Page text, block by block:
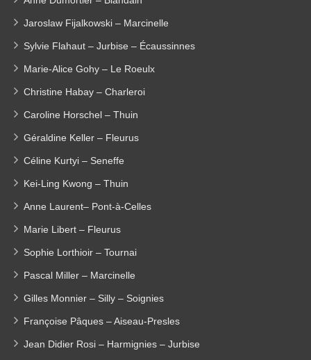
Jaroslaw Fijalkowski – Marcinelle
Sylvie Flahaut – Jurbise – Écaussinnes
Marie-Alice Gohy – Le Roeulx
Christine Habay – Charleroi
Caroline Horschel – Thuin
Géraldine Keller – Fleurus
Céline Kurtyi – Seneffe
Kei-Ling Kwong – Thuin
Anne Laurent– Pont-à-Celles
Marie Libert – Fleurus
Sophie Lorthioir – Tournai
Pascal Miller – Marcinelle
Gilles Monnier – Silly – Soignies
Françoise Pâques – Aiseau-Presles
Jean Didier Rosi – Harmignies – Jurbise